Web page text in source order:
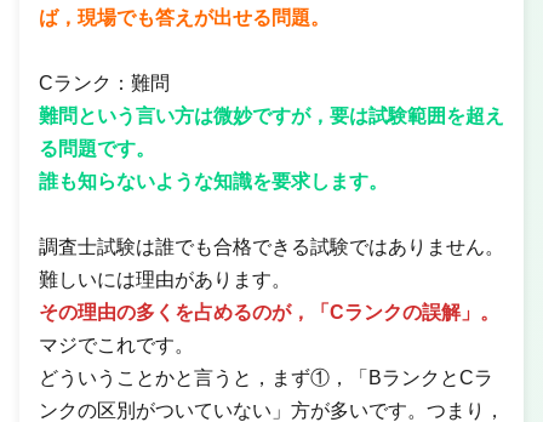
ば，現場でも答えが出せる問題。
Cランク：難問
難問という言い方は微妙ですが，要は試験範囲を超え
る問題です。
誰も知らないような知識を要求します。
調査士試験は誰でも合格できる試験ではありません。
難しいには理由があります。
その理由の多くを占めるのが，「Cランクの誤解」。
マジでこれです。
どういうことかと言うと，まず①，「BランクとCラ
ンクの区別がついていない」方が多いです。つまり，